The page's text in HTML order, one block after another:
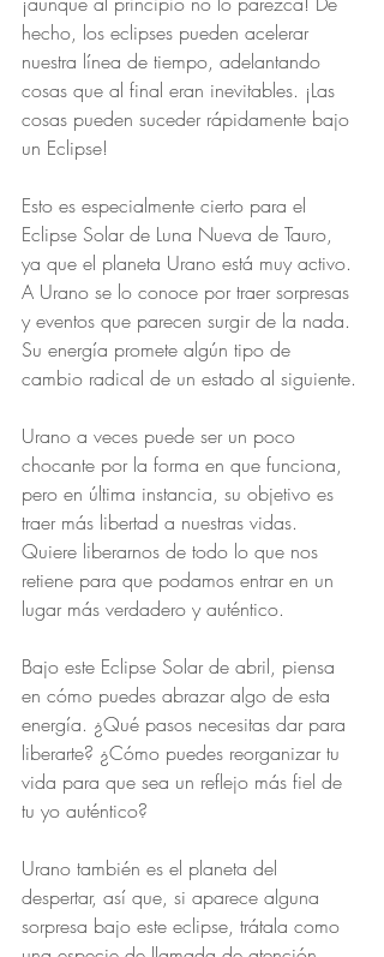
hecho, los eclipses pueden acelerar
nuestra línea de tiempo, adelantando
cosas que al final eran inevitables. ¡Las
cosas pueden suceder rápidamente bajo
un Eclipse!
Esto es especialmente cierto para el
Eclipse Solar de Luna Nueva de Tauro,
ya que el planeta Urano está muy activo.
A Urano se lo conoce por traer sorpresas
y eventos que parecen surgir de la nada.
Su energía promete algún tipo de
cambio radical de un estado al siguiente.
Urano a veces puede ser un poco
chocante por la forma en que funciona,
pero en última instancia, su objetivo es
traer más libertad a nuestras vidas.
Quiere liberarnos de todo lo que nos
retiene para que podamos entrar en un
lugar más verdadero y auténtico.
Bajo este Eclipse Solar de abril, piensa
en cómo puedes abrazar algo de esta
energía. ¿Qué pasos necesitas dar para
liberarte? ¿Cómo puedes reorganizar tu
vida para que sea un reflejo más fiel de
tu yo auténtico?
Urano también es el planeta del
despertar, así que, si aparece alguna
sorpresa bajo este eclipse, trátala como